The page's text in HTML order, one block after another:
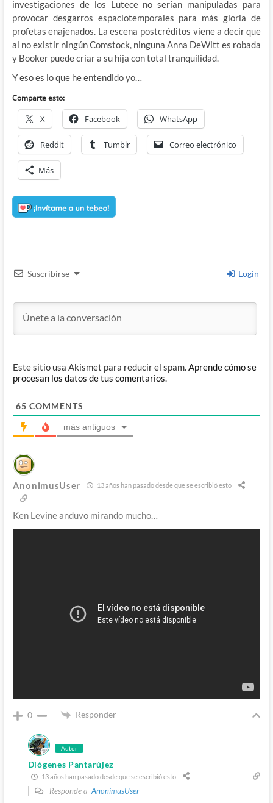
investigaciones de los Lutece no serían manipuladas para
provocar desgarros espaciotemporales para más gloria de
profetas enajenados. La escena postcréditos viene a decir que
al no existir ningún Comstock, ninguna Anna DeWitt es robada
y Booker puede criar a su hija con total tranquilidad.
Y eso es lo que he entendido yo…
Comparte esto:
X Facebook WhatsApp
Reddit Tumblr Correo electrónico
Más
Suscribirse Login
Este sitio usa Akismet para reducir el spam.Aprende cómo se
procesan los datos de tus comentarios.
65 COMMENTS
más antiguos
AnonimusUser 13 años han pasado desde que se escribió esto
Ken Levine anduvo mirando mucho…
0 Responder
Autor
Diógenes Pantarújez
13 años han pasado desde que se escribió esto
Responde aAnonimusUser